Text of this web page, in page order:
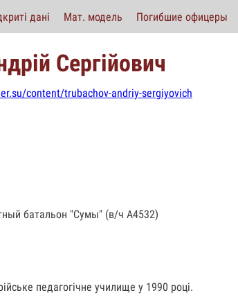
дані Мат. модель Погибшие офицеры
Сергійович
content/trubachov-andriy-sergiyovich
батальон "Сумы" (в/ч А4532)
педагогічне училище у 1990 році.